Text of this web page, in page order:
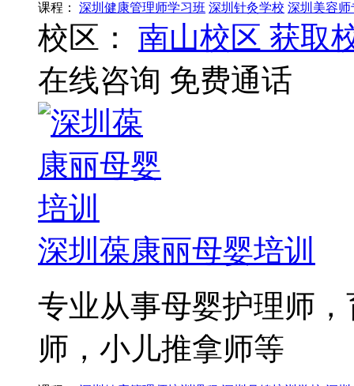
课程： 深圳健康管理师学习班 深圳针灸学校 深圳美容师
校区： 南山校区 获取
在线咨询 免费通话
深圳葆康丽母婴培训
专业从事母婴护理师
师，小儿推拿师等